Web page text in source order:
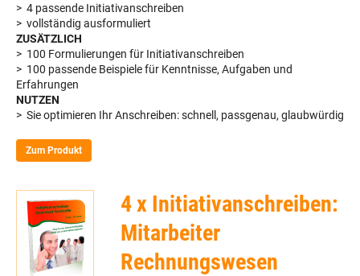
> 4 passende Initiativanschreiben
> vollständig ausformuliert
ZUSÄTZLICH
> 100 Formulierungen für Initiativanschreiben
> 100 passende Beispiele für Kenntnisse, Aufgaben und
Erfahrungen
NUTZEN
> Sie optimieren Ihr Anschreiben: schnell, passgenau, glaubwürdig
Zum Produkt
4 x Initiativanschreiben:
Mitarbeiter
Rechnungswesen